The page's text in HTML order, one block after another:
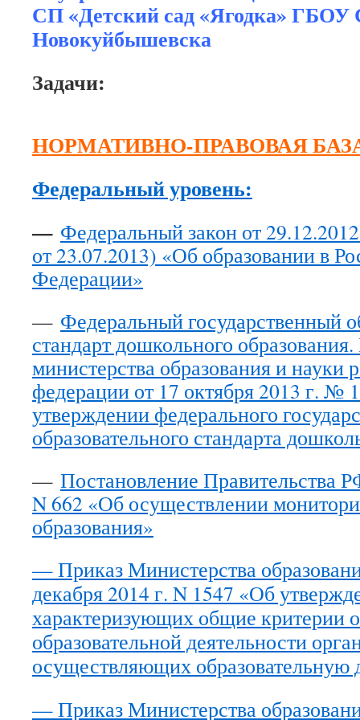
СП «Детский сад «Ягодка»
Новокуйбышевска
Задачи:
НОРМАТИВНО-ПРАВОВАЯ
Федеральный уровень:
— Федеральный закон от
от 23.07.2013) «Об образовании в
Федерации»
— Федеральный государственный
стандарт дошкольного
министерства образования и науки
федерации от 17 октября 2013 г. №
утверждении федерального
образовательного стандарта
— Постановление Правительства
N 662 «Об осуществлении
образования»
— Приказ Министерства
декабря 2014 г. N 1547 «Об
характеризующих общие критерии
образовательной деятельности
осуществляющих образовательную
— Приказ Министерства